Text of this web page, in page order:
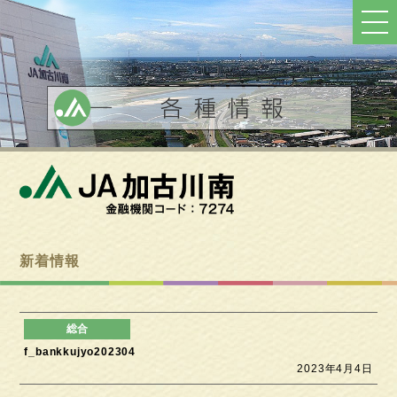
新着情報
f_bankkujyo202304
2023年4月4日